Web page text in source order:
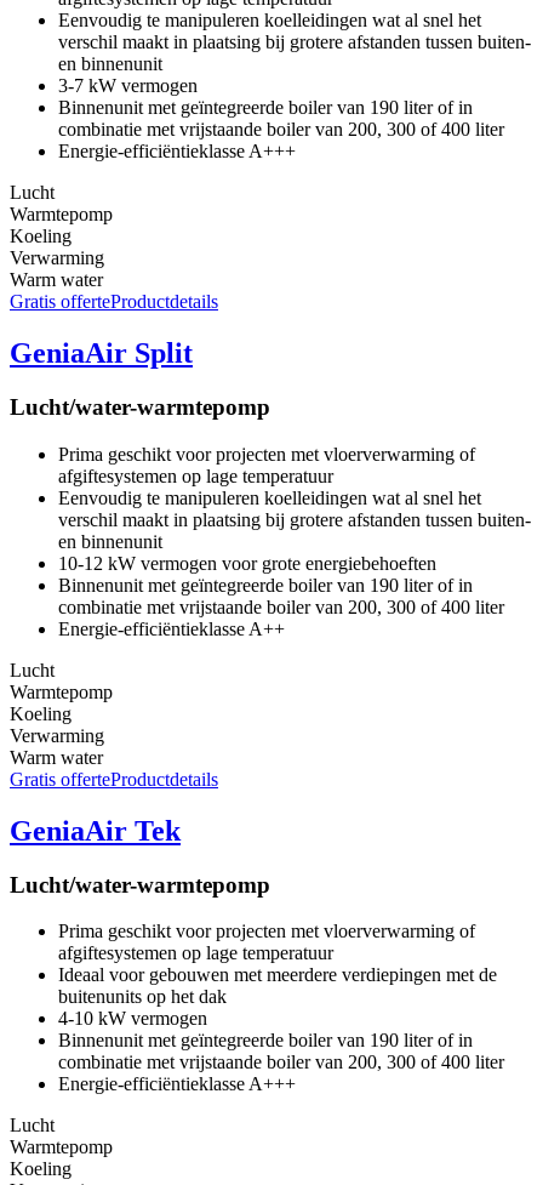
Eenvoudig te manipuleren koelleidingen wat al snel het
verschil maakt in plaatsing bij grotere afstanden tussen buiten-
en binnenunit
3-7 kW vermogen
Binnenunit met geïntegreerde boiler van 190 liter of in
combinatie met vrijstaande boiler van 200, 300 of 400 liter
Energie-efficiëntieklasse A+++
Lucht
Warmtepomp
Koeling
Verwarming
Warm water
Gratis offerteProductdetails
GeniaAir Split
Lucht/water-warmtepomp
Prima geschikt voor projecten met vloerverwarming of
afgiftesystemen op lage temperatuur
Eenvoudig te manipuleren koelleidingen wat al snel het
verschil maakt in plaatsing bij grotere afstanden tussen buiten-
en binnenunit
10-12 kW vermogen voor grote energiebehoeften
Binnenunit met geïntegreerde boiler van 190 liter of in
combinatie met vrijstaande boiler van 200, 300 of 400 liter
Energie-efficiëntieklasse A++
Lucht
Warmtepomp
Koeling
Verwarming
Warm water
Gratis offerteProductdetails
GeniaAir Tek
Lucht/water-warmtepomp
Prima geschikt voor projecten met vloerverwarming of
afgiftesystemen op lage temperatuur
Ideaal voor gebouwen met meerdere verdiepingen met de
buitenunits op het dak
4-10 kW vermogen
Binnenunit met geïntegreerde boiler van 190 liter of in
combinatie met vrijstaande boiler van 200, 300 of 400 liter
Energie-efficiëntieklasse A+++
Lucht
Warmtepomp
Koeling